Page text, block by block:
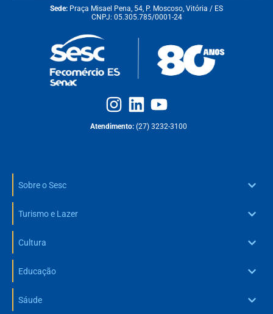
Sede: Praça Misael Pena, 54, P. Moscoso, Vitória / ES
CNPJ: 05.305.785/0001-24
Atendimento: (27) 3232-3100
Sobre o Sesc
Turismo e Lazer
Cultura
Educação
Sáude